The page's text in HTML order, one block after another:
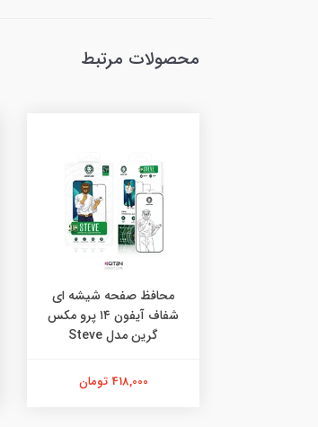
محصولات مرتبط
محافظ صفحه شیشه ای
شفاف آیفون ۱۴ پرو مکس
گرین مدل Steve
418,000 تومان